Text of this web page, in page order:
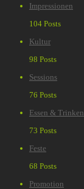
Impressionen
104 Posts
Kultur
98 Posts
Sessions
76 Posts
Essen & Trinken
73 Posts
Feste
68 Posts
Promotion